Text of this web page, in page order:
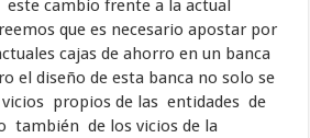
cambio frente a la actual
que es necesario apostar por
cajas de ahorro en un banca
el diseño de esta banca no solo se
vicios propios de las entidades de
también de los vicios de la